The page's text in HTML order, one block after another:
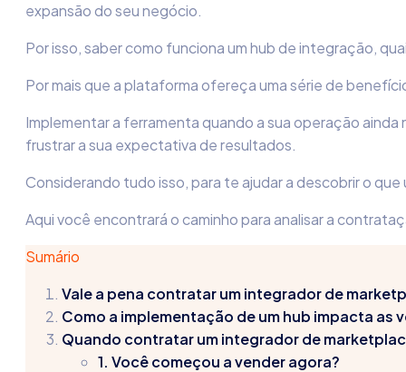
expansão do seu negócio.
Por isso, saber como funciona um hub de integração,
Por mais que a plataforma ofereça uma série de
Implementar a ferramenta quando a sua operação
frustrar a sua expectativa de resultados.
Considerando tudo isso, para te ajudar a descobrir o
Aqui você encontrará o caminho para analisar a
Sumário
Vale a pena contratar um integrador de
Como a implementação de um hub impacta as
Quando contratar um integrador de
1. Você começou a vender agora?